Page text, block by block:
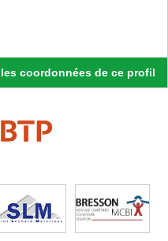
coordonnées de ce profil